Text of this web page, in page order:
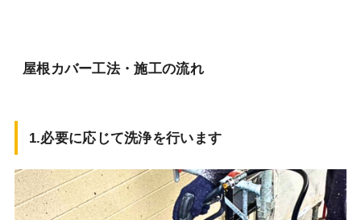
屋根カバー工法・施工の流れ
1.必要に応じて洗浄を行います